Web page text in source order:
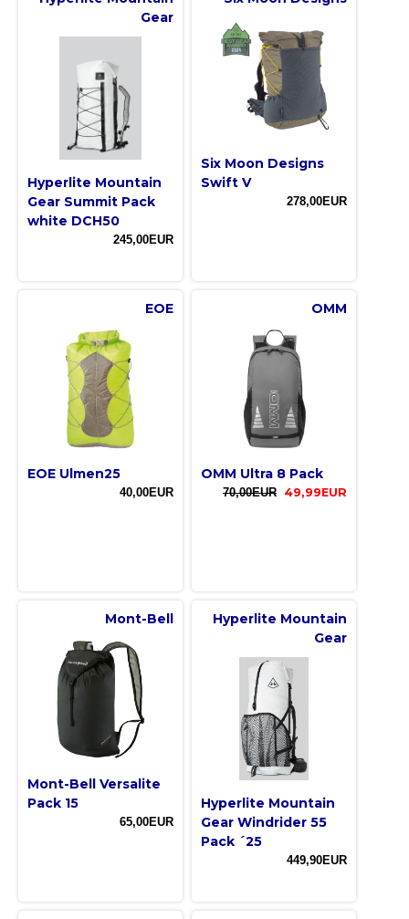
Gear
Hyperlite Mountain
Gear Summit Pack
white DCH50
245,00EUR
Six Moon Designs
Swift V
278,00EUR
EOE
EOE Ulmen25
40,00EUR
OMM
OMM Ultra 8 Pack
70,00EUR 49,99EUR
Mont-Bell
Mont-Bell Versalite
Pack 15
65,00EUR
Hyperlite Mountain
Gear
Hyperlite Mountain
Gear Windrider 55
Pack ´25
449,90EUR